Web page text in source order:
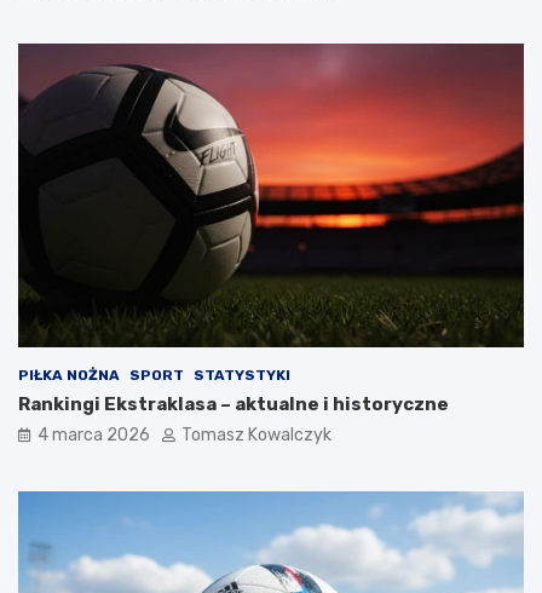
PIŁKA NOŻNA SPORT STATYSTYKI
Rankingi Ekstraklasa – aktualne i historyczne
4 marca 2026 Tomasz Kowalczyk